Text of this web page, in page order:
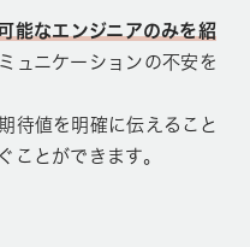
能なエンジニアのみを紹
ュニケーションの不安を
待値を明確に伝えること
ことができます。